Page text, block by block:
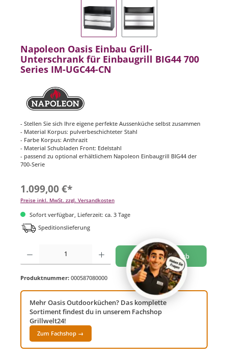
Napoleon Oasis Einbau Grill-
Unterschrank für Einbaugrill BIG44 700
Series IM-UGC44-CN
- Stellen Sie sich Ihre eigene perfekte Aussenküche selbst zusammen
- Material Korpus: pulverbeschichteter Stahl
- Farbe Korpus: Anthrazit
- Material Schubladen Front: Edelstahl
- passend zu optional erhältlichem Napoleon Einbaugrill BIG44 der
700-Serie
1.099,00 €*
Preise inkl. MwSt. zzgl. Versandkosten
Sofort verfügbar, Lieferzeit: ca. 3 Tage
Speditionslieferung
Produkt Anzahl: Gib den gewünschten Wert ein oder benutze die Schaltflächen um
In den Warenkorb
Produktnummer: 000587080000
Mehr Oasis Outdoorküchen? Das komplette
Sortiment findest du in unserem Fachshop
Grillwelt24!
Zum Fachshop →